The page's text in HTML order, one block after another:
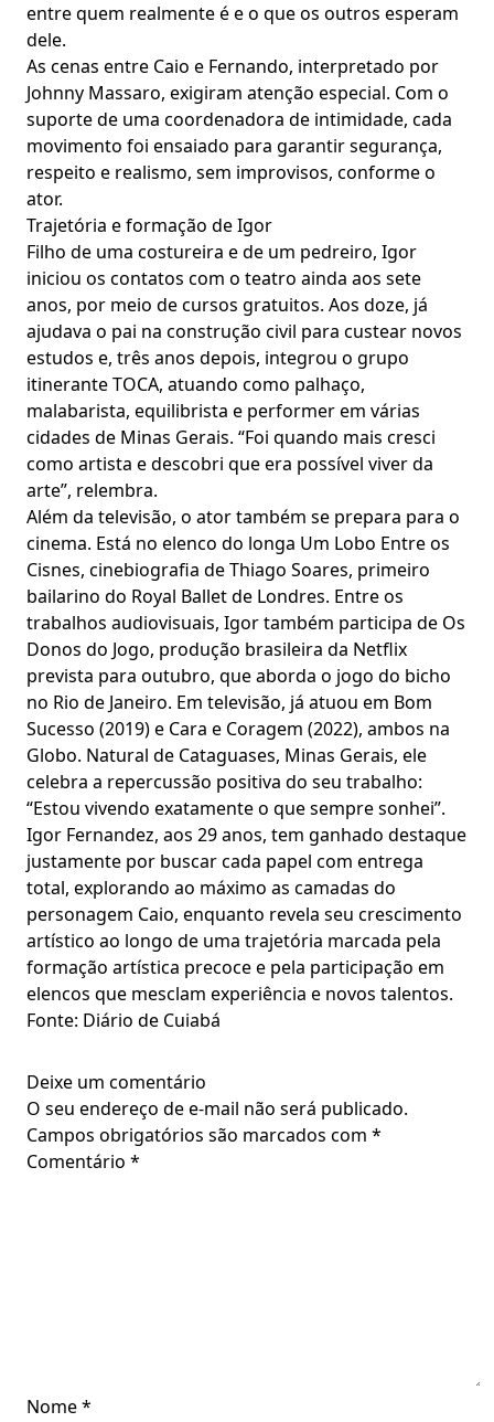
entre quem realmente é e o que os outros esperam
dele.
As cenas entre Caio e Fernando, interpretado por
Johnny Massaro, exigiram atenção especial. Com o
suporte de uma coordenadora de intimidade, cada
movimento foi ensaiado para garantir segurança,
respeito e realismo, sem improvisos, conforme o
ator.
Trajetória e formação de Igor
Filho de uma costureira e de um pedreiro, Igor
iniciou os contatos com o teatro ainda aos sete
anos, por meio de cursos gratuitos. Aos doze, já
ajudava o pai na construção civil para custear novos
estudos e, três anos depois, integrou o grupo
itinerante TOCA, atuando como palhaço,
malabarista, equilibrista e performer em várias
cidades de Minas Gerais. “Foi quando mais cresci
como artista e descobri que era possível viver da
arte”, relembra.
Além da televisão, o ator também se prepara para o
cinema. Está no elenco do longa Um Lobo Entre os
Cisnes, cinebiografia de Thiago Soares, primeiro
bailarino do Royal Ballet de Londres. Entre os
trabalhos audiovisuais, Igor também participa de Os
Donos do Jogo, produção brasileira da Netflix
prevista para outubro, que aborda o jogo do bicho
no Rio de Janeiro. Em televisão, já atuou em Bom
Sucesso (2019) e Cara e Coragem (2022), ambos na
Globo. Natural de Cataguases, Minas Gerais, ele
celebra a repercussão positiva do seu trabalho:
“Estou vivendo exatamente o que sempre sonhei”.
Igor Fernandez, aos 29 anos, tem ganhado destaque
justamente por buscar cada papel com entrega
total, explorando ao máximo as camadas do
personagem Caio, enquanto revela seu crescimento
artístico ao longo de uma trajetória marcada pela
formação artística precoce e pela participação em
elencos que mesclam experiência e novos talentos.
Fonte: Diário de Cuiabá
Deixe um comentário
O seu endereço de e-mail não será publicado.
Campos obrigatórios são marcados com *
Comentário *
Nome*